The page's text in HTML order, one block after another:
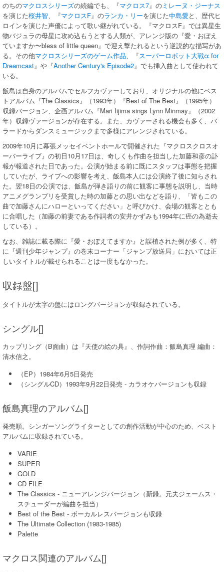
のちのマクロスシリーズの続編でも、『マクロス7』のミレーヌ・ジーナス
を演じた桜井智、『マクロスF』のランカ・リーを演じた中島愛と、歴代ヒ
ロインを演じた声優によって歌い継がれている。『マクロスF』では異星生
物バジュラの母星に攻め込もうとする人類が、アレンジ版の『愛・おぼえ
ていますか〜bless of little queen』で迎え撃たれるという逆説的な描写があ
る。その他マクロスシリーズのゲーム作品、『スーパーロボット大戦α for
Dreamcast』や『Another Century's Episode2』でも挿入曲として使われて
いる。
飯島は自身のアルバムでセルフカヴァーしており、オリジナルの他にベス
トアルバム『The Classics』（1993年）『Best of The Best』（1995年）
収録バージョン、企画アルバム『Mari Iijima sings Lynn Minmay』（2002
年）収録ヴァージョンが存在する。また、カヴァーされる機会も多く、バ
ラードからダンスミュージックまで多様にアレンジされている。
2009年10月に幕張メッセイベントホールで開催された『マクロスクロスオ
ーバーライブ』の初日10月17日は、奇しくも作曲を担当した加藤和彦の訃
報が報道された日であった。公演が始まる前に既にスタッフは事態を把握
していたが、ライブへの影響を考え、飯島本人には公演終了後に知らされ
た。翌18日の公演では、飯島が弾き語りの前に観客に事態を説明し、当時
アニメグランプリを受賞した時の加藤との思い出などを語り、「皆もこの
曲で加藤さんにハローといってください」と呼びかけ、会場の観客ととも
に合唱した（加藤の前妻である作詞者の安井かずみも1994年に癌の為逝去
している）。
なお、雑誌に載る際に『愛・おぼえてますか』と誤植された例が多く、特
に『週刊少年ジャンプ』の巻末コーナー「ジャンプ放送局」においては正
しいタイトルが載せられることは一度もなかった。
収録盤[]
タイトルが太字の盤にはロングバージョンが収録されている。
シングル[]
カップリング（B面曲）は『天使の絵の具』、作詞作曲：飯島真理 編曲：
清水信之。
（EP）1984年6月5日発売
（シングルCD）1993年9月22日発売 - カラオケバージョンも収録
飯島真理のアルバム[]
発売順。シンガーソングライターとしての創作活動が中心のため、ベスト
アルバムに収録されている。
VARIE
SUPER
GOLD
CD FILE
The Classics - ニューアレンジバージョン（新録。元夫ジェームス・
スチューダーが編曲を担当）
Best of the Best - ボーカルレスバージョンも収録
The Ultimate Collection (1983-1985)
Palette
マクロス関連のアルバム[]